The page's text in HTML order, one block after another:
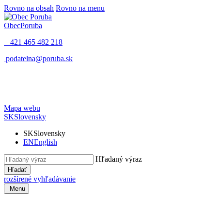
Rovno na obsah Rovno na menu
ObecPoruba
+421 465 482 218
podatelna@poruba.sk
Mapa webu
SKSlovensky
SKSlovensky
ENEnglish
Hľadaný výraz
Hľadať
rozšírené vyhľadávanie
Menu